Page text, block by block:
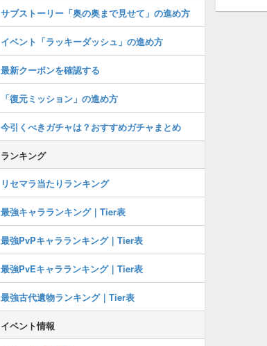
サブストーリー「奥の奥まで見せて」の進め方
イベント「ラッキーダッシュ」の進め方
最新クーポンを確認する
「復元ミッション」の進め方
今引くべきガチャは？おすすめガチャまとめ
ランキング
リセマラ当たりランキング
最強キャラランキング｜Tier表
最強PvPキャラランキング｜Tier表
最強PvEキャラランキング｜Tier表
最強古代遺物ランキング｜Tier表
イベント情報